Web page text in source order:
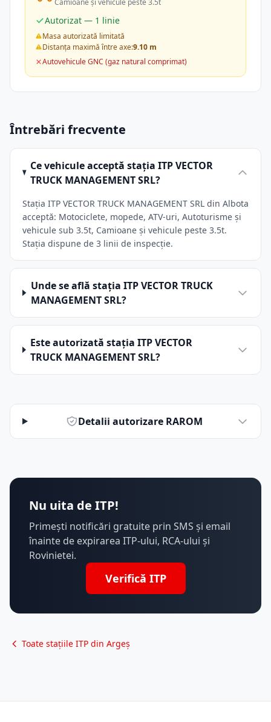
Camioane și vehicule peste 3.5t
Autorizat — 1 linie
Masa autorizată limitată
Distanța maximă între axe:9.10 m
Autovehicule GNC (gaz natural comprimat)
Întrebări frecvente
Ce vehicule acceptă stația ITP VECTOR
TRUCK MANAGEMENT SRL?
Stația ITP VECTOR TRUCK MANAGEMENT SRL din Albota
acceptă: Motociclete, mopede, ATV-uri, Autoturisme și
vehicule sub 3.5t, Camioane și vehicule peste 3.5t.
Stația dispune de 3 linii de inspecție.
Unde se află stația ITP VECTOR TRUCK
MANAGEMENT SRL?
Este autorizată stația ITP VECTOR
TRUCK MANAGEMENT SRL?
Detalii autorizare RAROM
Nu uita de ITP!
Primești notificări gratuite prin SMS și email
înainte de expirarea ITP-ului, RCA-ului și
Rovinietei.
Verifică ITP
Toate stațiile ITP din Argeș